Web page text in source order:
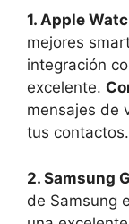
1. Apple
mejores
integración
excelente.
mensajes de
tus contactos.
2. Samsung
de Samsung